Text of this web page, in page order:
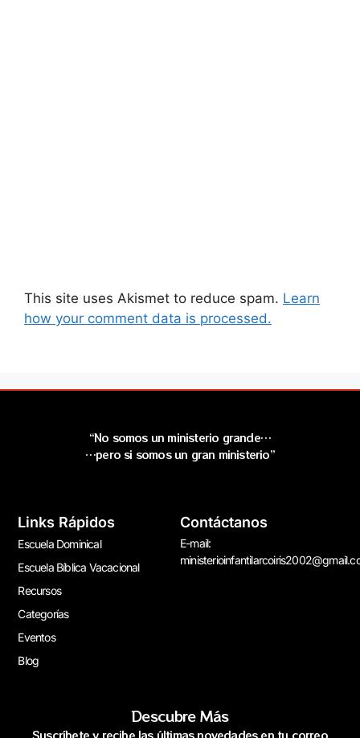
This site uses Akismet to reduce spam. Learn
how your comment data is processed.
“No somos un ministerio grande…
…pero si somos un gran ministerio”
Links Rápidos
Escuela Dominical
Escuela Bíblica Vacacional
Recursos
Categorías
Eventos
Blog
Contáctanos
E-mail:
Descubre Más